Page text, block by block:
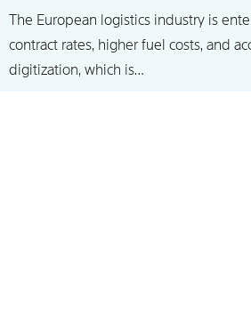
The European logistics industry is
contract rates, higher fuel costs, and
digitization, which is…